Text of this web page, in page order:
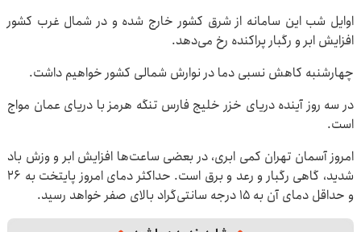
اوایل شب این سامانه از شرق کشور خارج شده و در شمال غرب کشور
افزایش ابر و رگبار پراکنده رخ می‌دهد.
چهارشنبه کاهش نسبی دما در نوارش شمالی کشور خواهیم داشت.
در سه روز آینده دریای خزر خلیج فارس تنگه هرمز با دریای عمان مواج
است.
امروز آسمان تهران کمی ابری، در بعضی ساعت‌ها افزایش ابر و وزش باد
شدید، گاهی رگبار و رعد و برق است. حداکثر دمای امروز پایتخت به ۲۶
و حداقل دمای آن به ۱۵ درجه سانتی‌گراد بالای صفر خواهد رسید.